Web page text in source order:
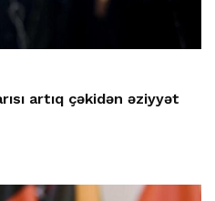
artıq çəkidən əziyyət